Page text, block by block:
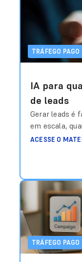
meta?”.
construída
Ler
TRÁFEGO PAGO
IA para
de leads
Gerar leads é
em escala,
virar receita —
Quanto mais
problema
ACESSE O
TRÁFEGO PAGO